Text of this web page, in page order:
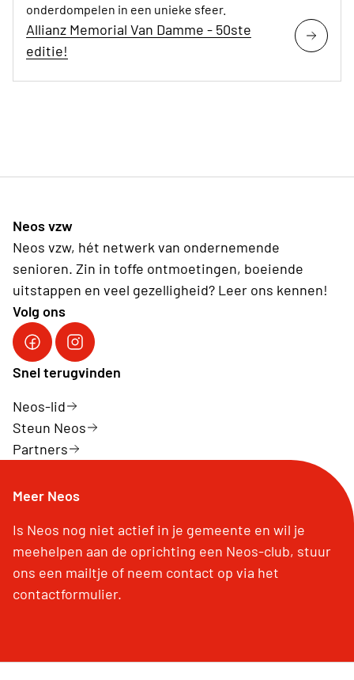
onderdompelen in een unieke sfeer.
Allianz Memorial Van Damme - 50ste
editie!
Neos vzw
Neos vzw, hét netwerk van ondernemende
senioren. Zin in toffe ontmoetingen, boeiende
uitstappen en veel gezelligheid? Leer ons kennen!
Volg ons
Facebook Neos vzw
Instagram Neos vzw
Snel terugvinden
Neos-lid
Steun Neos
Partners
Meer Neos
Is Neos nog niet actief in je gemeente en wil je
meehelpen aan de oprichting een Neos-club, stuur
ons een mailtje of neem contact op via het
contactformulier.